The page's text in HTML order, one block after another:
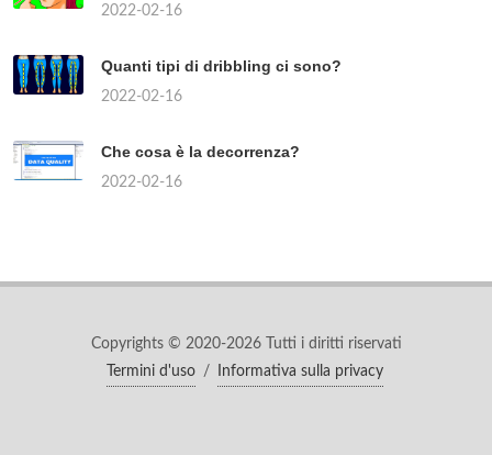
2022-02-16
Quanti tipi di dribbling ci sono?
2022-02-16
Che cosa è la decorrenza?
2022-02-16
Copyrights © 2020-2026 Tutti i diritti riservati
Termini d'uso
/ Informativa sulla privacy